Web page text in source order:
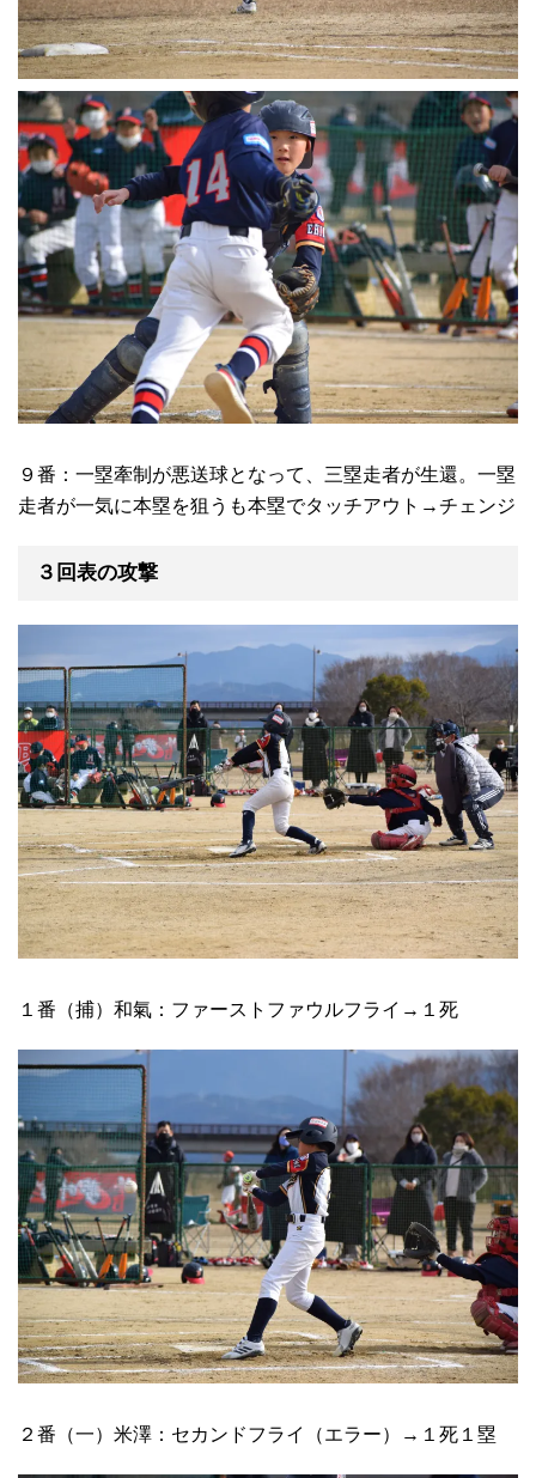
９番：一塁牽制が悪送球となって、三塁走者が生還。一塁
走者が一気に本塁を狙うも本塁でタッチアウト→チェンジ
３回表の攻撃
１番（捕）和氣：ファーストファウルフライ→１死
２番（一）米澤：セカンドフライ（エラー）→１死１塁